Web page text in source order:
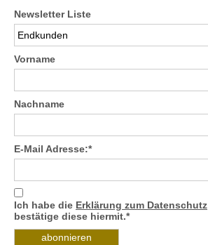
Newsletter Liste
Vorname
Nachname
E-Mail Adresse:*
Ich habe die Erklärung zum Datenschutz
bestätige diese hiermit.*